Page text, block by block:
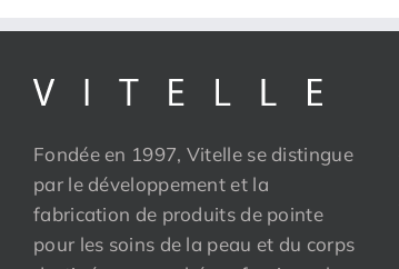
Fondée en 1997, Vitelle se distingue
par le développement et la
fabrication de produits de pointe
pour les soins de la peau et du corps